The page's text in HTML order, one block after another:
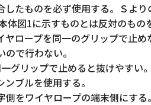
したものを必ず使用する。Ｓよ
体図1に示すものとは反対のもの
ロープを同一のグリップで止め
で行わない。
グリップで止めると抜けやすい。
ブルを使用する。
をワイヤロープの端末側にする。